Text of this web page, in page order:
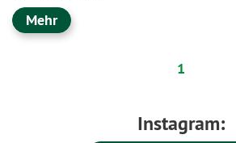
Mehr
1
Instagram: